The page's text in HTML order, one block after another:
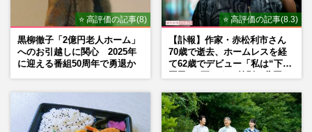
⭐ 高評価の記事(8)
黒柳徹子「2億円老人ホーム」
へのお引越しに関心 2025年
に迎える番組50周年で勇退か
⭐ 高評価の記事(8.3)
【訃報】作家・赤松利市さん
70歳で逝去、ホームレスを経
て62歳でデビュー「私は“下級